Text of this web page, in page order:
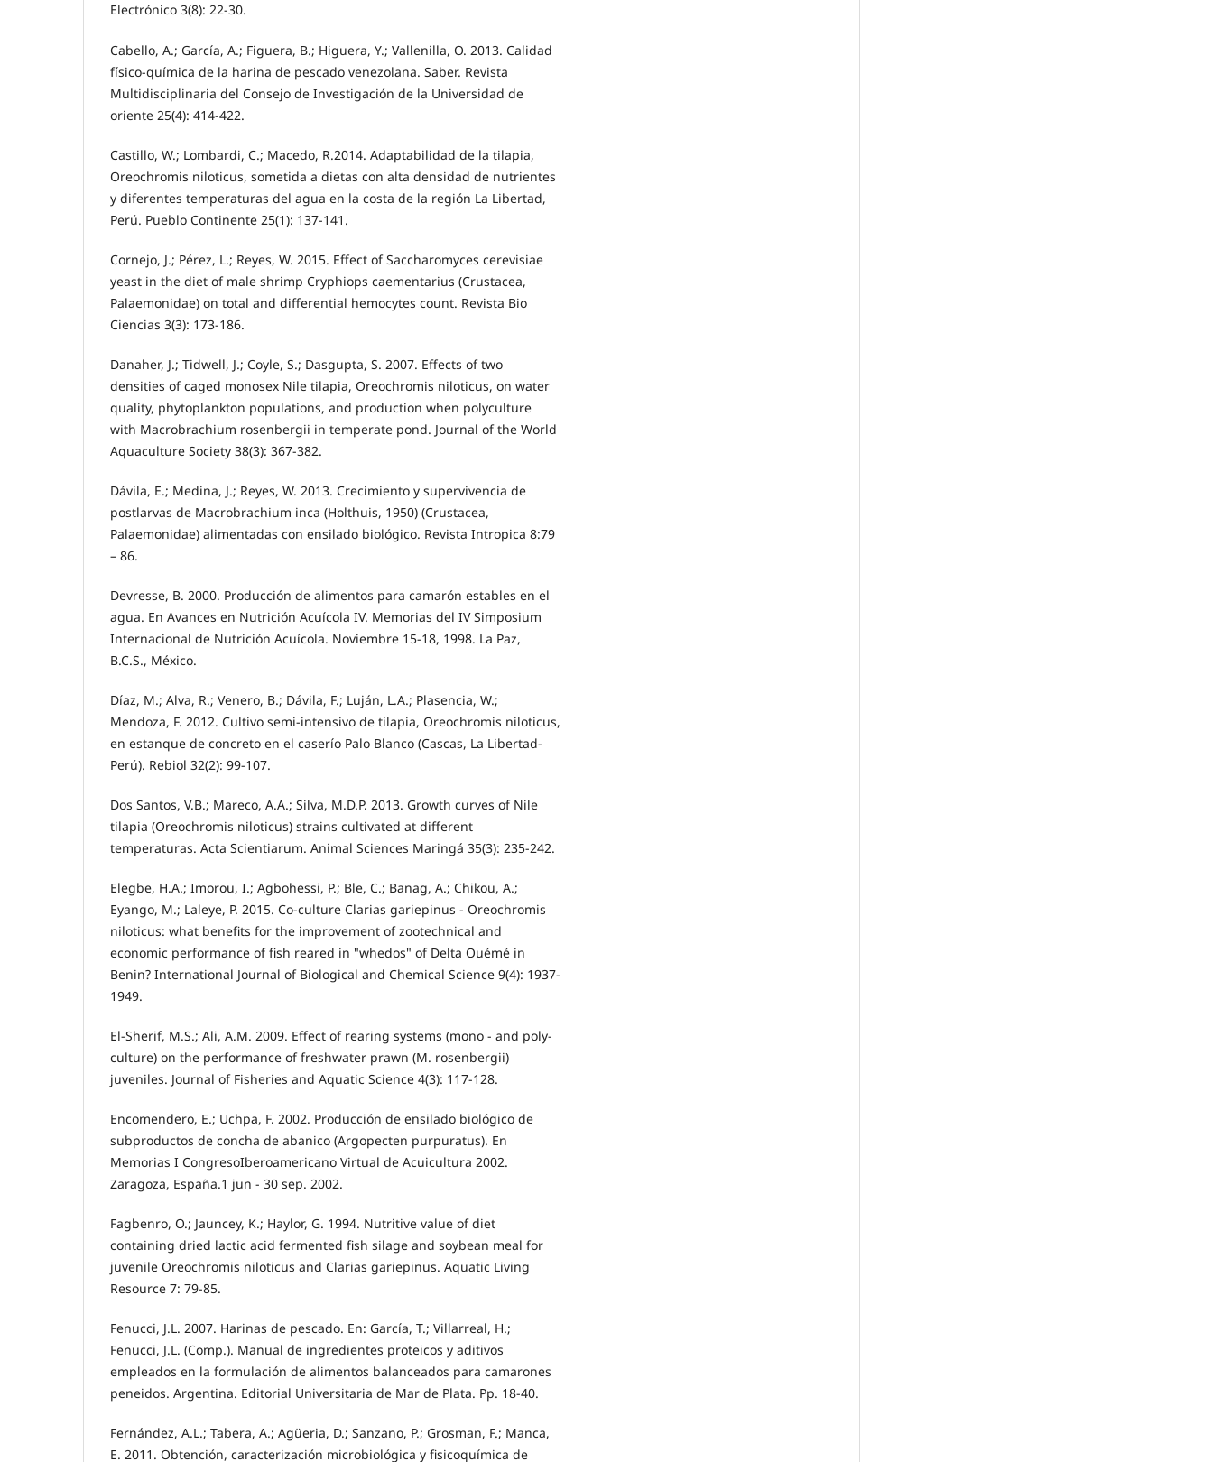
Electrónico 3(8): 22-30.
Cabello, A.; García, A.; Figuera, B.; Higuera, Y.; Vallenilla, O. 2013. Calidad
físico-química de la harina de pescado venezolana. Saber. Revista
Multidisciplinaria del Consejo de Investigación de la Universidad de
oriente 25(4): 414-422.
Castillo, W.; Lombardi, C.; Macedo, R.2014. Adaptabilidad de la tilapia,
Oreochromis niloticus, sometida a dietas con alta densidad de nutrientes
y diferentes temperaturas del agua en la costa de la región La Libertad,
Perú. Pueblo Continente 25(1): 137-141.
Cornejo, J.; Pérez, L.; Reyes, W. 2015. Effect of Saccharomyces cerevisiae
yeast in the diet of male shrimp Cryphiops caementarius (Crustacea,
Palaemonidae) on total and differential hemocytes count. Revista Bio
Ciencias 3(3): 173-186.
Danaher, J.; Tidwell, J.; Coyle, S.; Dasgupta, S. 2007. Effects of two
densities of caged monosex Nile tilapia, Oreochromis niloticus, on water
quality, phytoplankton populations, and production when polyculture
with Macrobrachium rosenbergii in temperate pond. Journal of the World
Aquaculture Society 38(3): 367-382.
Dávila, E.; Medina, J.; Reyes, W. 2013. Crecimiento y supervivencia de
postlarvas de Macrobrachium inca (Holthuis, 1950) (Crustacea,
Palaemonidae) alimentadas con ensilado biológico. Revista Intropica 8:79
– 86.
Devresse, B. 2000. Producción de alimentos para camarón estables en el
agua. En Avances en Nutrición Acuícola IV. Memorias del IV Simposium
Internacional de Nutrición Acuícola. Noviembre 15-18, 1998. La Paz,
B.C.S., México.
Díaz, M.; Alva, R.; Venero, B.; Dávila, F.; Luján, L.A.; Plasencia, W.;
Mendoza, F. 2012. Cultivo semi-intensivo de tilapia, Oreochromis niloticus,
en estanque de concreto en el caserío Palo Blanco (Cascas, La Libertad-
Perú). Rebiol 32(2): 99-107.
Dos Santos, V.B.; Mareco, A.A.; Silva, M.D.P. 2013. Growth curves of Nile
tilapia (Oreochromis niloticus) strains cultivated at different
temperaturas. Acta Scientiarum. Animal Sciences Maringá 35(3): 235-242.
Elegbe, H.A.; Imorou, I.; Agbohessi, P.; Ble, C.; Banag, A.; Chikou, A.;
Eyango, M.; Laleye, P. 2015. Co-culture Clarias gariepinus - Oreochromis
niloticus: what benefits for the improvement of zootechnical and
economic performance of fish reared in "whedos" of Delta Ouémé in
Benin? International Journal of Biological and Chemical Science 9(4): 1937-
1949.
El-Sherif, M.S.; Ali, A.M. 2009. Effect of rearing systems (mono - and poly-
culture) on the performance of freshwater prawn (M. rosenbergii)
juveniles. Journal of Fisheries and Aquatic Science 4(3): 117-128.
Encomendero, E.; Uchpa, F. 2002. Producción de ensilado biológico de
subproductos de concha de abanico (Argopecten purpuratus). En
Memorias I CongresoIberoamericano Virtual de Acuicultura 2002.
Zaragoza, España.1 jun - 30 sep. 2002.
Fagbenro, O.; Jauncey, K.; Haylor, G. 1994. Nutritive value of diet
containing dried lactic acid fermented fish silage and soybean meal for
juvenile Oreochromis niloticus and Clarias gariepinus. Aquatic Living
Resource 7: 79-85.
Fenucci, J.L. 2007. Harinas de pescado. En: García, T.; Villarreal, H.;
Fenucci, J.L. (Comp.). Manual de ingredientes proteicos y aditivos
empleados en la formulación de alimentos balanceados para camarones
peneidos. Argentina. Editorial Universitaria de Mar de Plata. Pp. 18-40.
Fernández, A.L.; Tabera, A.; Agüeria, D.; Sanzano, P.; Grosman, F.; Manca,
E. 2011. Obtención, caracterización microbiológica y fisicoquímica de